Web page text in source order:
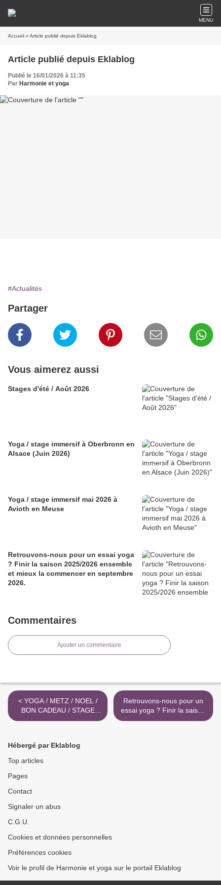
MENU
Accueil » Article publié depuis Eklablog
Article publié depuis Eklablog
Publié le 16/01/2026 à 11:35
Par Harmonie et yoga
#Actualités
Partager
Vous aimerez aussi
Stages d'été / Août 2026
Yoga / stage immersif à Oberbronn en
Alsace (Juin 2026)
Yoga / stage immersif mai 2026 à
Avioth en Meuse
Retrouvons-nous pour un essai yoga
? Finir la saison 2025/2026 ensemble
et mieux la commencer en septembre
2026.
Commentaires
Ajouter un commentaire
< YOGA / METZ / NOEL /
BON CADEAU / STAGE
IMMERSIF / CARTE 5
Retrouvons-nous pour un
essai yoga ? Finir la saison
2025/2026 ensemble et
Hébergé par Eklablog
Top articles
Pages
Contact
Signaler un abus
C.G.U.
Cookies et données personnelles
Préférences cookies
Voir le profil de Harmonie et yoga sur le portail Eklablog